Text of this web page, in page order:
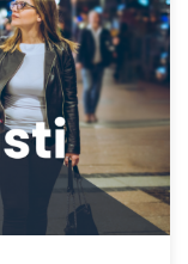
sobre
maioria
ao
que mais